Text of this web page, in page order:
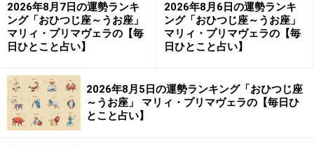
貴重な情報やレアなアイテムが集まってくることに。ア
ピール力を高めるほど、引きが強くなる法則に気付い
て！
・ 余白を作る
目一杯働く、限界まで頑張るスタイルは、上半期で卒業
を。
2026年8月7日の運勢ランキ
ング「おひつじ座～うお座」
マリィ・プリマヴェラの【毎
日ひとこと占い】
2026年8月6日の運勢ランキ
ング「おひつじ座～うお座」
マリィ・プリマヴェラの【毎
日ひとこと占い】
2026年8月5日の運勢ランキング「おひつじ座
～うお座」 マリィ・プリマヴェラの【毎日ひ
とこと占い】